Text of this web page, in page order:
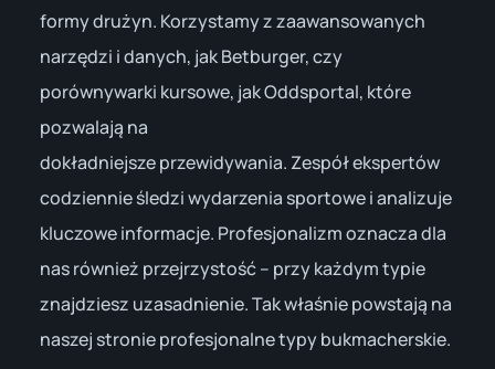
formy drużyn. Korzystamy z zaawansowanych
narzędzi i danych, jak Betburger, czy
porównywarki kursowe, jak Oddsportal, które
pozwalają na
dokładniejsze przewidywania. Zespół ekspertów
codziennie śledzi wydarzenia sportowe i analizuje
kluczowe informacje. Profesjonalizm oznacza dla
nas również przejrzystość – przy każdym typie
znajdziesz uzasadnienie. Tak właśnie powstają na
naszej stronie profesjonalne typy bukmacherskie.